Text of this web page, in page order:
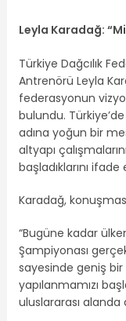
Leyla Karadağ:
Türkiye Dağcılık
Antrenörü Leyla
federasyonun
bulundu.
adına yoğun bir
altyapı
başladıklarını ifade
Karadağ,
“Bugüne kadar
Şampiyonası
sayesinde geniş
yapılanmamızı
uluslararası alanda